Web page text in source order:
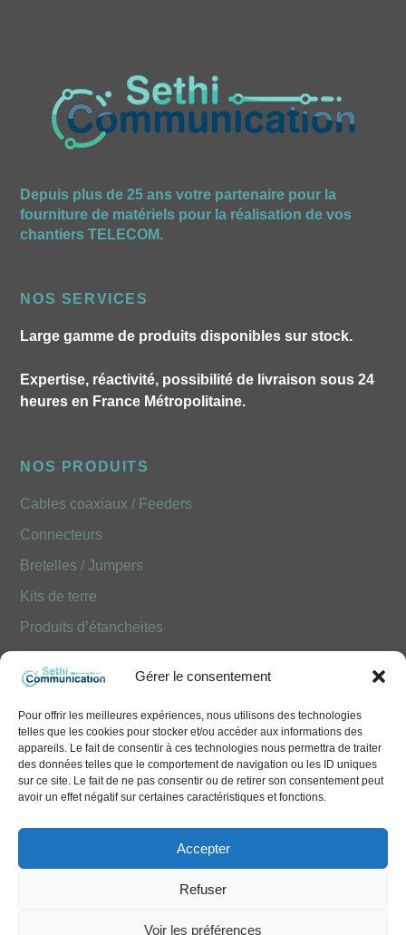
Gérer le consentement
Pour offrir les meilleures expériences, nous utilisons des technologies
telles que les cookies pour stocker et/ou accéder aux informations des
appareils. Le fait de consentir à ces technologies nous permettra de traiter
des données telles que le comportement de navigation ou les ID uniques
sur ce site. Le fait de ne pas consentir ou de retirer son consentement peut
avoir un effet négatif sur certaines caractéristiques et fonctions.
Accepter
Refuser
Voir les préférences
We use cookies to deliver you the best
Depuis plus de 25 ans votre partenaire pour la
fourniture de matériels pour la réalisation de vos
chantiers TELECOM.
NOS SERVICES
Large gamme de produits disponibles sur stock.
Expertise, réactivité, possibilité de livraison sous 24
heures en France Métropolitaine.
NOS PRODUITS
Cables coaxiaux / Feeders
Connecteurs
Bretelles / Jumpers
Kits de terre
Produits d’étancheites
10 Avenue Émile Aillaud - 91350 Grigny
+33 (0)1 41 83 68 50
contact@sethi-communication.com